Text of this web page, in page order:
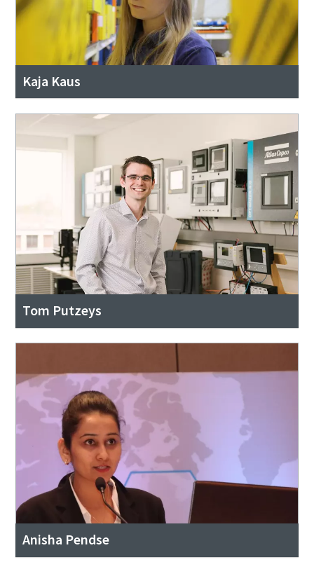
Kaja Kaus
Tom Putzeys
Anisha Pendse